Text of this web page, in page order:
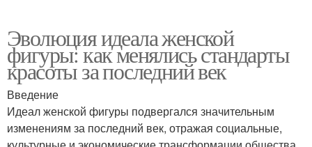
Эволюция идеала женской
фигуры: как менялись стандарты
красоты за последний век
Введение
Идеал женской фигуры подвергался значительным
изменениям за последний век, отражая социальные,